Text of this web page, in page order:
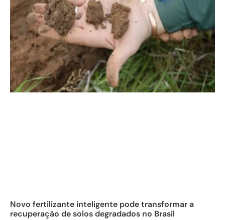
Novo fertilizante inteligente pode transformar a
recuperação de solos degradados no Brasil